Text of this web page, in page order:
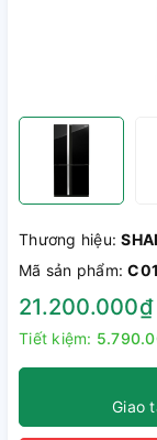
Thương hiệu:
Mã sản phẩm:
21.200.000₫
Tiết kiệm:
Giao